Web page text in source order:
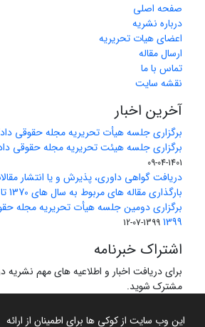
این وب سایت از کوکی ها برای اطمینان از ارائه
صفحه اصلی
درباره نشریه
اعضای هیات تحریریه
ارسال مقاله
تماس با ما
نقشه سایت
آخرین اخبار
برگزاری جلسه هیأت تحریریه مجله حقوقی
برگزاری جلسه هیئت تحریریه مجله حقوقی
1401-04-09
دریافت گواهی داوری، پذیرش و یا انتشار
بارگذاری مقاله های مربوط به سال های 1370 تا 1385
برگزاری دومین جلسه هیأت تحریریه مجله
1399
1399-07-12
اشتراک خبرنامه
برای دریافت اخبار و اطلاعیه های مهم نشریه
مشترک شوید.